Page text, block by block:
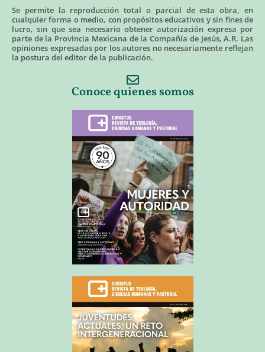
Se permite la reproducción total o parcial de esta obra, en
cualquier forma o medio, con propósitos educativos y sin fines de
lucro, sin que sea necesario obtener autorización expresa por
parte de la Provincia Mexicana de la Compañía de Jesús, A.R. Las
opiniones expresadas por los autores no necesariamente reflejan
la postura del editor de la publicación.
Conoce quienes somos